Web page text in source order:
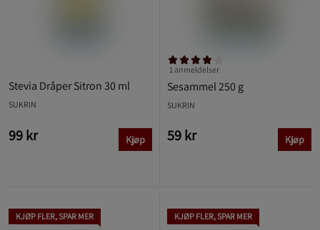
Stevia Dråper Sitron 30 ml
SUKRIN
99 kr Kjøp
Sesammel 250 g
1 anmeldelser
SUKRIN
59 kr Kjøp
KJØP FLER, SPAR MER KJØP FLER, SPAR MER